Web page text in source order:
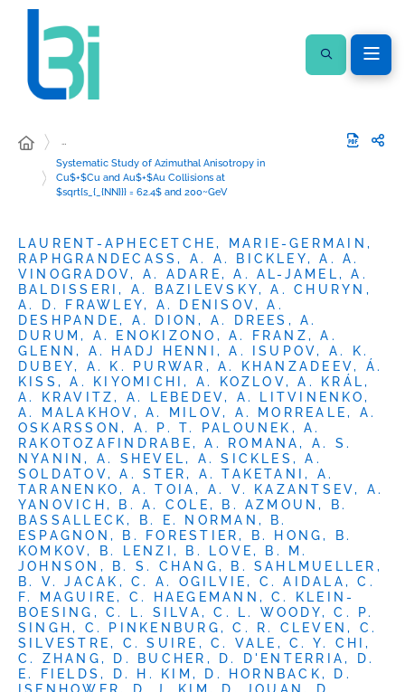
…
Systematic Study of Azimuthal Anisotropy in
Cu$+$Cu and Au$+$Au Collisions at
$sqrt{s_{_{NN}}} = 62.4$ and 200~GeV
LAURENT-APHECETCHE, MARIE-GERMAIN,
RAPHGRANDECASS, A. A. BICKLEY, A. A.
VINOGRADOV, A. ADARE, A. AL-JAMEL, A.
BALDISSERI, A. BAZILEVSKY, A. CHURYN,
A. D. FRAWLEY, A. DENISOV, A.
DESHPANDE, A. DION, A. DREES, A.
DURUM, A. ENOKIZONO, A. FRANZ, A.
GLENN, A. HADJ HENNI, A. ISUPOV, A. K.
DUBEY, A. K. PURWAR, A. KHANZADEEV, Á.
KISS, A. KIYOMICHI, A. KOZLOV, A. KRÁL,
A. KRAVITZ, A. LEBEDEV, A. LITVINENKO,
A. MALAKHOV, A. MILOV, A. MORREALE, A.
OSKARSSON, A. P. T. PALOUNEK, A.
RAKOTOZAFINDRABE, A. ROMANA, A. S.
NYANIN, A. SHEVEL, A. SICKLES, A.
SOLDATOV, A. STER, A. TAKETANI, A.
TARANENKO, A. TOIA, A. V. KAZANTSEV, A.
YANOVICH, B. A. COLE, B. AZMOUN, B.
BASSALLECK, B. E. NORMAN, B.
ESPAGNON, B. FORESTIER, B. HONG, B.
KOMKOV, B. LENZI, B. LOVE, B. M.
JOHNSON, B. S. CHANG, B. SAHLMUELLER,
B. V. JACAK, C. A. OGILVIE, C. AIDALA, C.
F. MAGUIRE, C. HAEGEMANN, C. KLEIN-
BOESING, C. L. SILVA, C. L. WOODY, C. P.
SINGH, C. PINKENBURG, C. R. CLEVEN, C.
SILVESTRE, C. SUIRE, C. VALE, C. Y. CHI,
C. ZHANG, D. BUCHER, D. D'ENTERRIA, D.
E. FIELDS, D. H. KIM, D. HORNBACK, D.